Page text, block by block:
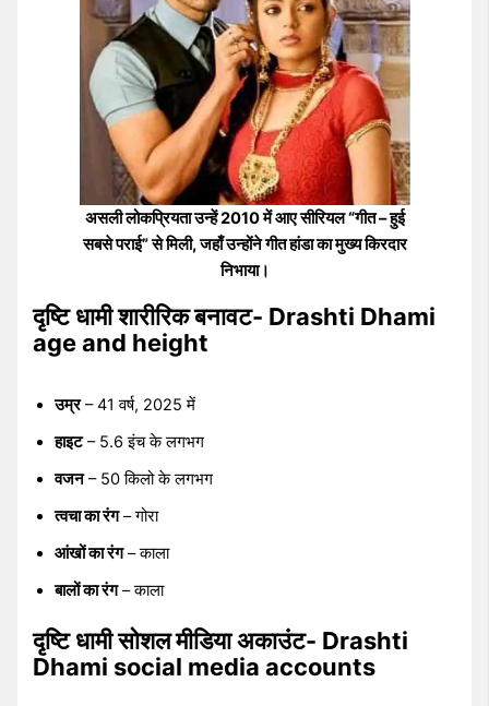
असली लोकप्रियता उन्हें 2010 में आए सीरियल“गीत – हुई
सबसे पराई”से मिली, जहाँ उन्होंनेगीत हांडाका मुख्य किरदार
निभाया।
दृष्टि धामी शारीरिक बनावट- Drashti Dhami
age and height
उम्र– 41 वर्ष, 2025 में
हाइट– 5.6 इंच के लगभग
वजन– 50 किलो के लगभग
त्वचा का रंग– गोरा
आंखों का रंग– काला
बालों का रंग– काला
दृष्टि धामी सोशल मीडिया अकाउंट- Drashti
Dhami social media accounts